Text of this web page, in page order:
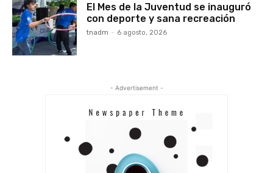
El Mes de la Juventud se inauguró
con deporte y sana recreación
tnadm - 6 agosto, 2026
- Advertisement -